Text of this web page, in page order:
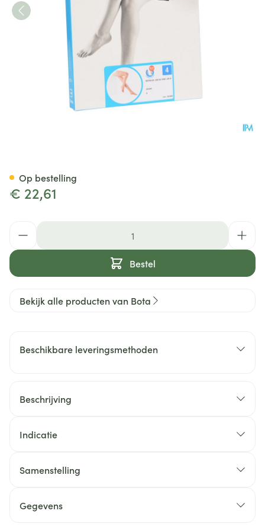
€ 22,61
Bestel
Op bestelling
Bekijk alle producten van Bota
Beschikbare leveringsmethoden
Beschrijving
Indicatie
Samenstelling
Gegevens